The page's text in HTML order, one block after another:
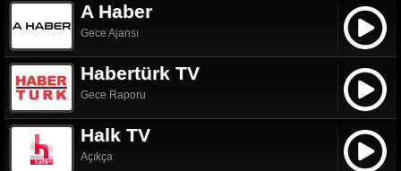
A Haber
Gece Ajansı
Habertürk TV
Gece Raporu
Halk TV
Açıkça